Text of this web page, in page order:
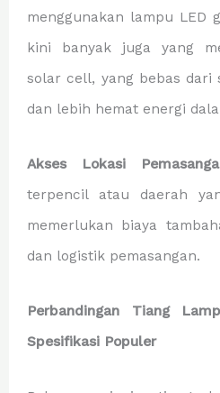
menggunakan lampu LED
kini banyak juga yang
solar cell, yang bebas dari
dan lebih hemat energi
Akses Lokasi
terpencil atau daerah
memerlukan biaya
dan logistik pemasangan.
Perbandingan Tiang
Spesifikasi Populer